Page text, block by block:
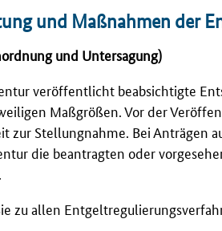
und Maßnahmen der
und Untersagung)
veröffentlicht beabsichtigte
Maßgrößen. Vor der
zur Stellungnahme. Bei Anträgen
die beantragten oder
zu allen